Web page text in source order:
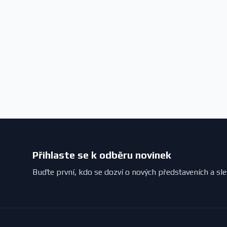
Přihlaste se k odběru novinek
Buďte první, kdo se dozví o nových představeních a